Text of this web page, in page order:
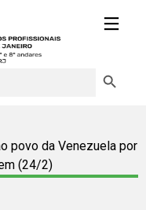
povo da Venezuela por
(24/2)